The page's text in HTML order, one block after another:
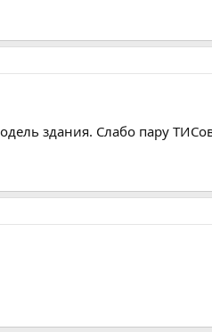
здания. Слабо пару